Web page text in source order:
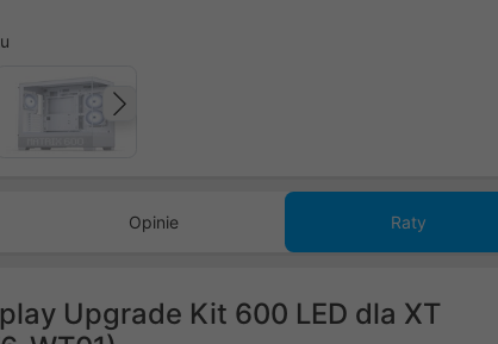
Opinie Raty
Upgrade Kit 600 LED dla XT